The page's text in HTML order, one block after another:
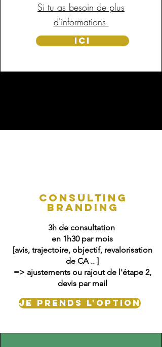
Si tu as besoin de plus
d'informations
Ici
Consulting
Branding
​3h de consultation
​en 1h30 par mois
[avis, trajectoire, objectif, revalorisation
de CA .. ]
=> ajustements ou rajout de l'étape 2,
devis par mail
Je prends l'option